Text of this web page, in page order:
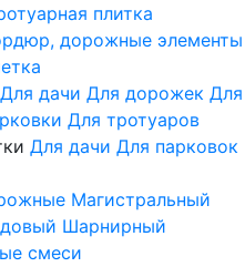
плитка
дорожные элементы
Для дачи Для дорожек Для
Для тротуаров
Для дачи Для парковок
Магистральный
Шарнирный
смеси